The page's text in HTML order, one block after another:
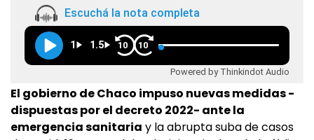
Escuchá la nota completa
1 1.5 10 10
Powered by Thinkindot Audio
El gobierno de Chaco impuso nuevas medidas -
dispuestas por el decreto 2022- ante la
emergencia sanitaria y la abrupta suba de casos